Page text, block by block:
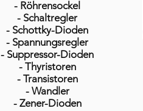
- Röhrensockel
- Schaltregler
- Schottky-Dioden
- Spannungsregler
- Suppressor-Dioden
- Thyristoren
- Transistoren
- Wandler
- Zener-Dioden